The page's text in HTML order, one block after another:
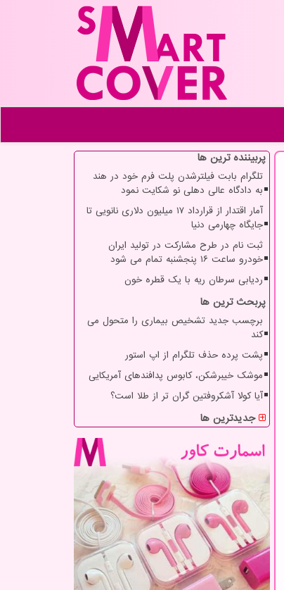
پربیننده ترین ها
تلگرام بابت فیلترشدن پلت فرم خود در هند
به دادگاه عالی دهلی نو شکایت نمود
آمار اقتدار از قرارداد ۱۷ میلیون دلاری نانویی تا
جایگاه چهارمی دنیا
ثبت نام در طرح مشارکت در تولید ایران
خودرو ساعت ۱۶ پنجشنبه تمام می شود
ردیابی سرطان ریه با یک قطره خون
پربحث ترین ها
برچسب جدید تشخیص بیماری را متحول می
کند
پشت پرده حذف تلگرام از اپ استور
موشک خیبرشکن، کابوس پدافندهای آمریکایی
آیا کولا آشکروفتین گران تر از طلا است؟
جدیدترین ها